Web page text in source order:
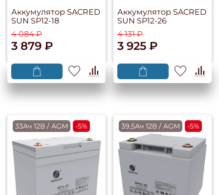
Аккумулятор SACRED
SUN SP12-18
4 084 ₽
3 879 ₽
Аккумулятор SACRED
SUN SP12-26
4 131 ₽
3 925 ₽
33Ач 12В / AGM -5% 39,5Ач 12В / AGM -5%